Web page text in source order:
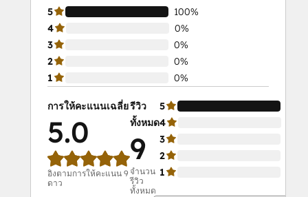
5
100%
4
0%
3
0%
2
0%
1
0%
การให้คะแนนเฉลี่ย
5.0
อิงตามการให้คะแนน 9
ดาว
รีวิว
ทั้งหมด
9
จำนวน
รีวิว
ทั้งหมด
5
4
3
2
1